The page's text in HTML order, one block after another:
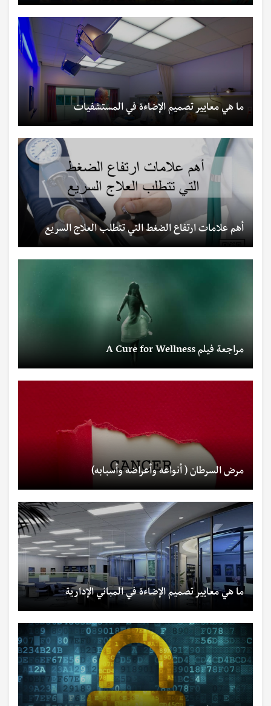
ما هي معايير تصميم الإضاءة في المستشفيات
أهم علامات ارتفاع الضغط التي تتطلب العلاج السريع
مراجعة فيلم A Cure for Wellness
مرض السرطان ( أنواعه وأعراضه وأسبابه)
ما هي معايير تصميم الإضاءة في المباني الإدارية